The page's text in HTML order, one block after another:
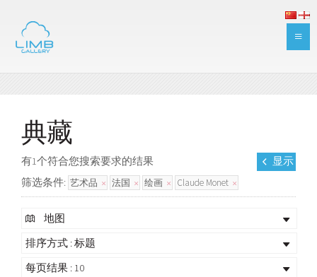
典藏
有1个符合您搜索要求的结果
显示
筛选条件: 艺术品 法国 绘画 Claude Monet
地图
排序方式 : 标题
每页结果 : 10